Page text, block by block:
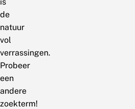
de
natuur
vol
verrassingen.
Probeer
een
andere
zoekterm!